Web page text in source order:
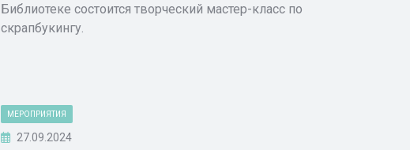
Библиотеке состоится творческий мастер-класс по
скрапбукингу.
МЕРОПРИЯТИЯ
27.09.2024